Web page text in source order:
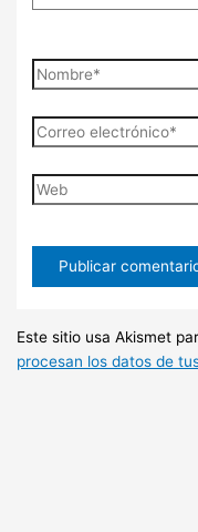
Nombre*
Correo
electrónico*
Web
Este sitio usa Akismet
procesan los datos de